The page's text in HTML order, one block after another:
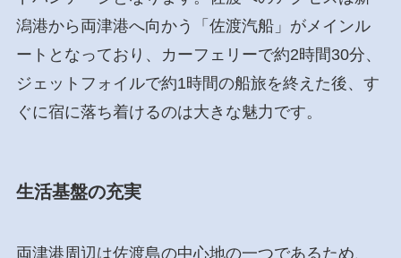
潟港から両津港へ向かう「佐渡汽船」がメインル
ートとなっており、カーフェリーで約2時間30分、
ジェットフォイルで約1時間の船旅を終えた後、す
ぐに宿に落ち着けるのは大きな魅力です。
生活基盤の充実
両津港周辺は佐渡島の中心地の一つであるため、